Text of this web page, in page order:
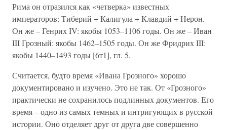
Рима он отразился как «четверка» известных
императоров: Тиберий + Калигула + Клавдий + Нерон.
Он же – Генрих IV: якобы 1053–1106 годы. Он же – Иван
III Грозный: якобы 1462–1505 годы. Он же Фридрих III:
якобы 1440–1493 годы [6т1], гл. 5.
Считается, будто время «Ивана Грозного» хорошо
документировано и изучено. Это не так. От «Грозного»
практически не сохранилось подлинных документов. Его
время – одно из самых темных и интригующих в русской
истории. Оно отделяет друг от друга две совершенно